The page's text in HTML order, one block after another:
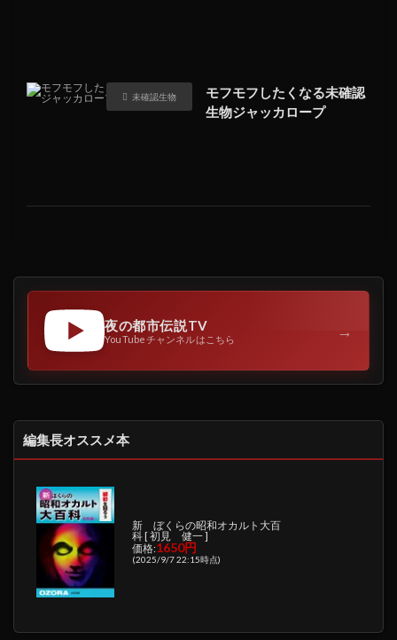
未確認生物
モフモフしたくなる未確認
生物ジャッカロープ
夜の都市伝説TV
YouTubeチャンネルはこちら →
編集長オススメ本
新 ぼくらの昭和オカルト大百
科 [ 初見 健一 ]
価格:1650円
(2025/9/7 22:15時点)